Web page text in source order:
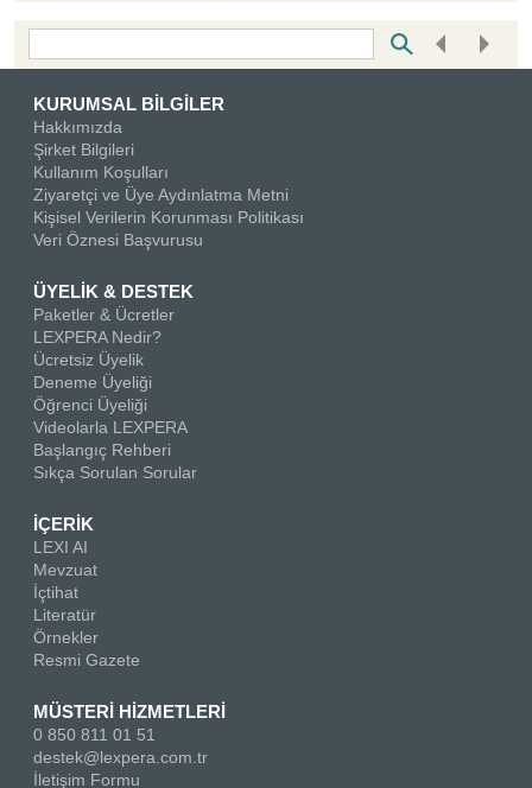
KURUMSAL BİLGİLER
Hakkımızda
Şirket Bilgileri
Kullanım Koşulları
Ziyaretçi ve Üye Aydınlatma Metni
Kişisel Verilerin Korunması Politikası
Veri Öznesi Başvurusu
ÜYELİK & DESTEK
Paketler & Ücretler
LEXPERA Nedir?
Ücretsiz Üyelik
Deneme Üyeliği
Öğrenci Üyeliği
Videolarla LEXPERA
Başlangıç Rehberi
Sıkça Sorulan Sorular
İÇERİK
LEXI AI
Mevzuat
İçtihat
Literatür
Örnekler
Resmi Gazete
MÜSTERİ HİZMETLERİ
0 850 811 01 51
destek@lexpera.com.tr
İletişim Formu